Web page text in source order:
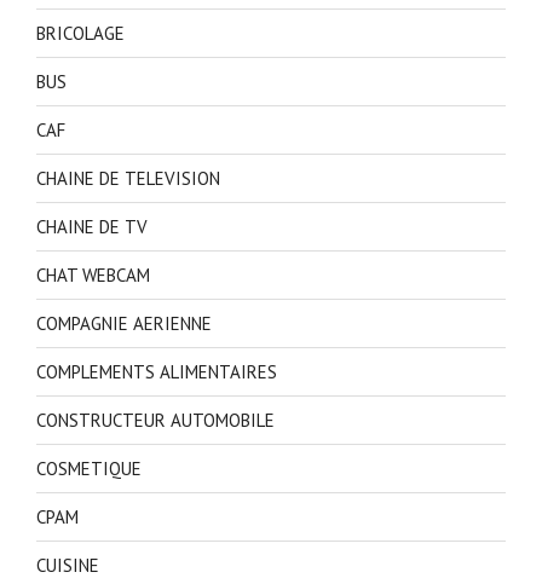
BRICOLAGE
BUS
CAF
CHAINE DE TELEVISION
CHAINE DE TV
CHAT WEBCAM
COMPAGNIE AERIENNE
COMPLEMENTS ALIMENTAIRES
CONSTRUCTEUR AUTOMOBILE
COSMETIQUE
CPAM
CUISINE